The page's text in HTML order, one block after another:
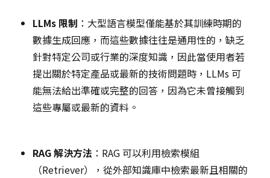
LLMs 限制 ：大型語言模型僅能基於其訓練時期的
數據生成回應，而這些數據往往是通用性的，缺乏
針對特定公司或行業的深度知識，因此當使用者若
提出關於特定產品或最新的技術問題時，LLMs 可
能無法給出準確或完整的回答，因為它未曾接觸到
這些專屬或最新的資料。
RAG 解決方法 ：RAG 可以利用檢索模組
（Retriever），從外部知識庫中檢索最新且相關的